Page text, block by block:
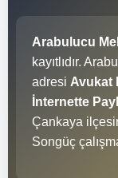
Arabulucu
kayıtlıdır.
adresi Avukat
İnternette
Çankaya
Songüç